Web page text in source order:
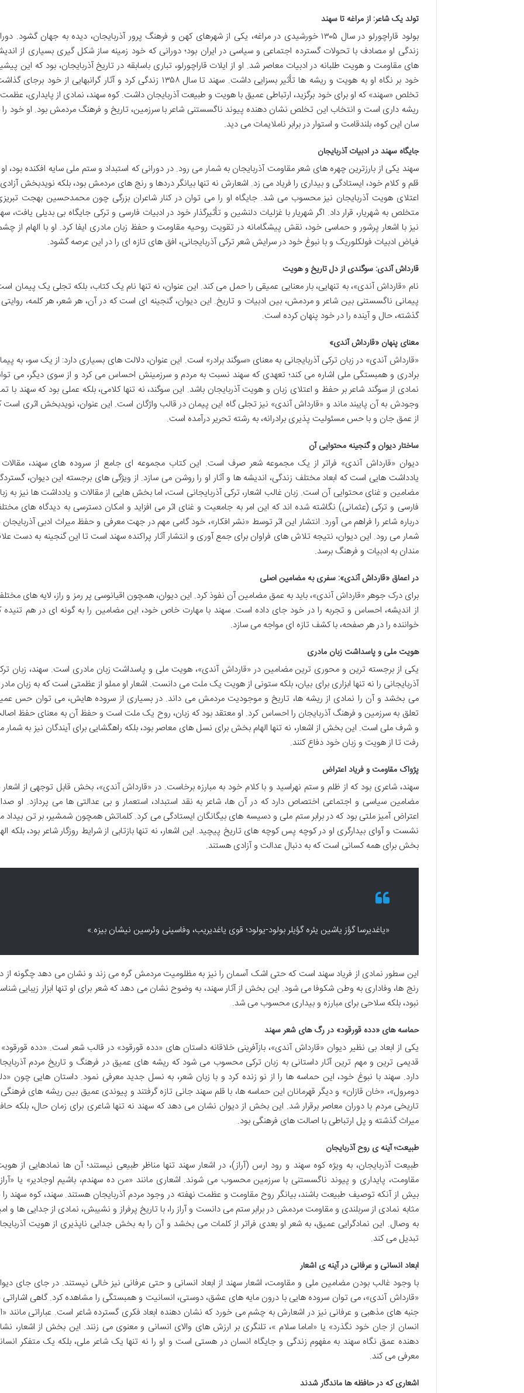
تولد یک شاعر: از مراغه تا سهند
بولود قاراچورلو در سال ۱۳۰۵ خورشیدی در مراغه، یکی از شهرهای کهن و فرهنگ پرور آذربایجان، دیده به جهان گشود.
زندگی او مصادف با تحولات گسترده اجتماعی و سیاسی در ایران بود؛ دورانی که خود زمینه ساز شکل گیری بسیاری از
های مقاومت و هویت طلبانه در ادبیات معاصر شد. او از ایلات قاراچورلو، تباری باسابقه در تاریخ آذربایجان، بود که این
خود بر نگاه او به هویت و ریشه ها تأثیر بسزایی داشت. سهند تا سال ۱۳۵۸ زندگی کرد و آثار گرانبهایی از خود برجای
تخلص «سهند» که او برای خود برگزید، ارتباطی عمیق با هویت و طبیعت آذربایجان داشت. کوه سهند، نمادی از پایداری،
ریشه داری است و انتخاب این تخلص نشان دهنده پیوند ناگسستنی شاعر با سرزمین، تاریخ و فرهنگ مردمش بود. او خود را
سان این کوه، بلندقامت و استوار در برابر ناملایمات می دید.
جایگاه سهند در ادبیات آذربایجان
سهند یکی از بارزترین چهره های شعر مقاومت آذربایجان به شمار می رود. در دورانی که استبداد و ستم ملی سایه افکنده بود، او
قلم و کلام خود، ایستادگی و بیداری را فریاد می زد. اشعارش نه تنها بیانگر دردها و رنج های مردمش بود، بلکه نویدبخش
اعتلای هویت آذربایجان نیز محسوب می شد. جایگاه او را می توان در کنار شاعران بزرگی چون محمدحسین بهجت
متخلص به شهریار، قرار داد. اگر شهریار با غزلیات دلنشین و تأثیرگذار خود در ادبیات فارسی و ترکی جایگاه بی بدیلی یافت،
نیز با اشعار پرشور و حماسی خود، نقش پیشگامانه در تقویت روحیه مقاومت و حفظ زبان مادری ایفا کرد. او با الهام از
فیاض ادبیات فولکلوریک و با نبوغ خود در سرایش شعر ترکی آذربایجانی، افق های تازه ای را در این عرصه گشود.
قارداش آندی: سوگندی از دل تاریخ و هویت
نام «قارداش آندی»، به تنهایی، بار معنایی عمیقی را حمل می کند. این عنوان، نه تنها نام یک کتاب، بلکه تجلی یک پیمان
پیمانی ناگسستنی بین شاعر و مردمش، بین ادبیات و تاریخ. این دیوان، گنجینه ای است که در آن، هر شعر، هر کلمه، روایتی
گذشته، حال و آینده را در خود پنهان کرده است.
معنای پنهان «قارداش آندی»
«قارداش آندی» در زبان ترکی آذربایجانی به معنای «سوگند برادر» است. این عنوان، دلالت های بسیاری دارد: از یک سو، به
برادری و همبستگی ملی اشاره می کند؛ تعهدی که سهند نسبت به مردم و سرزمینش احساس می کرد و از سوی دیگر، می
نمادی از سوگند شاعر بر حفظ و اعتلای زبان و هویت آذربایجان باشد. این سوگند، نه تنها کلامی، بلکه عملی بود که سهند با
وجودش به آن پایبند ماند و «قارداش آندی» نیز تجلی گاه این پیمان در قالب واژگان است. این عنوان، نویدبخش اثری است
از عمق جان و با حس مسئولیت پذیری برادرانه، به رشته تحریر درآمده است.
ساختار دیوان و گنجینه محتوایی آن
دیوان «قارداش آندی» فراتر از یک مجموعه شعر صرف است. این کتاب مجموعه ای جامع از سروده های سهند،
یادداشت هایی است که ابعاد مختلف زندگی، اندیشه ها و آثار او را روشن می سازد. از ویژگی های برجسته این دیوان،
مضامین و غنای محتوایی آن است. زبان غالب اشعار، ترکی آذربایجانی است، اما بخش هایی از مقالات و یادداشت ها نیز به
فارسی و ترکی (عثمانی) نگاشته شده اند که این امر به جامعیت و غنای اثر می افزاید و امکان دسترسی به دیدگاه های
درباره شاعر را فراهم می آورد. انتشار این اثر توسط «نشر افکار»، خود گامی مهم در جهت معرفی و حفظ میراث ادبی آذربایجان
شمار می رود. این دیوان، نتیجه تلاش های فراوان برای جمع آوری و انتشار آثار پراکنده سهند است تا این گنجینه به دست
مندان به ادبیات و فرهنگ برسد.
در اعماق «قارداش آندی»: سفری به مضامین اصلی
برای درک جوهر «قارداش آندی»، باید به عمق مضامین آن نفوذ کرد. این دیوان، همچون اقیانوسی پر رمز و راز، لایه های
از اندیشه، احساس و تجربه را در خود جای داده است. سهند با مهارت خاص خود، این مضامین را به گونه ای در هم تنیده
خواننده را در هر صفحه، با کشف تازه ای مواجه می سازد.
هویت ملی و پاسداشت زبان مادری
یکی از برجسته ترین و محوری ترین مضامین در «قارداش آندی»، هویت ملی و پاسداشت زبان مادری است. سهند، زبان
آذربایجانی را نه تنها ابزاری برای بیان، بلکه ستونی از هویت یک ملت می دانست. اشعار او مملو از عظمتی است که به زبان
می بخشد و آن را نمادی از ریشه ها، تاریخ و موجودیت مردمش می داند. در بسیاری از سروده هایش، می توان حس
تعلق به سرزمین و فرهنگ آذربایجان را احساس کرد. او معتقد بود که زبان، روح یک ملت است و حفظ آن به معنای حفظ
و شرف ملی است. این بخش از اشعار، نه تنها الهام بخش برای نسل های معاصر بود، بلکه راهگشایی برای آیندگان نیز به شمار
رفت تا از هویت و زبان خود دفاع کنند.
پژواک مقاومت و فریاد اعتراض
سهند، شاعری بود که از ظلم و ستم نهراسید و با کلام خود به مبارزه برخاست. در «قارداش آندی»، بخش قابل توجهی از اشعار
مضامین سیاسی و اجتماعی اختصاص دارد که در آن ها، شاعر به نقد استبداد، استعمار و بی عدالتی ها می پردازد. او
اعتراض آمیز ملتی بود که در برابر ستم ملی و دسیسه های بیگانگان ایستادگی می کرد. کلماتش همچون شمشیر، بر تن بیداد
نشست و آوای بیدارگری او در کوچه پس کوچه های تاریخ پیچید. این اشعار، نه تنها بازتابی از شرایط روزگار شاعر بود، بلکه
بخش برای همه کسانی است که به دنبال عدالت و آزادی هستند.
«یاغدیرسا گؤز یاشین یئره گؤیلر بولود-یولود؛ قوی یاغدیریب، وفاسینی وئرسین نیشان بیزه.»
این سطور نمادی از فریاد سهند است که حتی اشک آسمان را نیز به مظلومیت مردمش گره می زند و نشان می دهد چگونه از
رنج ها، وفاداری به وطن شکوفا می شود. این بخش از آثار سهند، به وضوح نشان می دهد که شعر برای او تنها ابزار زیبایی
نبود، بلکه سلاحی برای مبارزه و بیداری محسوب می شد.
حماسه های «دده قورقود» در رگ های شعر سهند
یکی از ابعاد بی نظیر دیوان «قارداش آندی»، بازآفرینی خلاقانه داستان های «دده قورقود» در قالب شعر است. «دده قورقود»
قدیمی ترین و مهم ترین آثار داستانی به زبان ترکی محسوب می شود که ریشه های عمیق در فرهنگ و تاریخ مردم
دارد. سهند با نبوغ خود، این حماسه ها را از نو زنده کرد و با زبان شعر، به نسل جدید معرفی نمود. داستان هایی چون
دومرول»، «خان قازان» و دیگر قهرمانان این حماسه ها، با قلم سهند جانی تازه گرفتند و پیوندی عمیق بین ریشه های
تاریخی مردم با دوران معاصر برقرار شد. این بخش از دیوان نشان می دهد که سهند نه تنها شاعری برای زمان حال، بلکه
میراث گذشته و پل ارتباطی با اصالت های فرهنگی بود.
طبیعت؛ آینه ی روح آذربایجان
طبیعت آذربایجان، به ویژه کوه سهند و رود ارس (آراز)، در اشعار سهند تنها مناظر طبیعی نیستند؛ آن ها نمادهایی از
مقاومت، پایداری و پیوند ناگسستنی با سرزمین محسوب می شوند. اشعاری مانند «من ده سهندم، باشیم اوجادیر» یا
بیش از آنکه توصیف طبیعت باشند، بیانگر روح مقاومت و عظمت نهفته در وجود مردم آذربایجان هستند. سهند، کوه سهند را
مثابه نمادی از سربلندی و مقاومت مردمش در برابر ستم می دانست و آراز را، با تاریخ پرفراز و نشیبش، نمادی از جدایی ها و
به وصال. این نمادگرایی عمیق، به شعر او بعدی فراتر از کلمات می بخشد و آن را به بخش جدایی ناپذیری از هویت
تبدیل می کند.
ابعاد انسانی و عرفانی در آینه ی اشعار
با وجود غالب بودن مضامین ملی و مقاومت، اشعار سهند از ابعاد انسانی و حتی عرفانی نیز خالی نیستند. در جای جای
«قارداش آندی»، می توان سروده هایی با درون مایه های عشق، دوستی، انسانیت و همبستگی را مشاهده کرد. گاهی اشاراتی
جنبه های مذهبی و عرفانی نیز در اشعارش به چشم می خورد که نشان دهنده ابعاد فکری گسترده شاعر است. عباراتی مانند
انسان از جان خود نگذرد» یا «اماما سلام »، تلنگری بر ارزش های والای انسانی و معنوی می زنند. این بخش از اشعار،
دهنده عمق نگاه سهند به مفهوم زندگی و جایگاه انسان در هستی است و او را نه تنها یک شاعر ملی، بلکه یک متفکر
معرفی می کند.
اشعاری که در حافظه ها ماندگار شدند